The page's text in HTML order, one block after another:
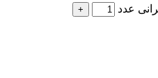
عدد